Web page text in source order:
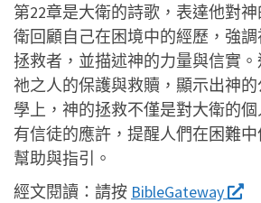
第22章是大衛的詩歌，表達他對
衛回顧自己在困境中的經歷，強
拯救者，並描述神的力量與信實
祂之人的保護與救贖，顯示出神
學上，神的拯救不僅是對大衛的
有信徒的應許，提醒人們在困難
幫助與指引。
經文閱讀： 請按 BibleGateway